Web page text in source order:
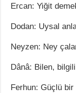
Ercan: Yiğit
Dodan: Uysal
Neyzen: Ney
Dânâ: Bilen,
Ferhun: Güçlü bir